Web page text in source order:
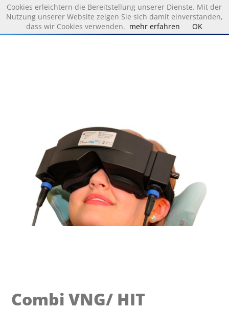
Vestibular Diagnostik
Support & News
Downloads
Händler
Download PC Visit
Zertifizierung
Combi VNG/ HIT
Cookies erleichtern die Bereitstellung unserer Dienste. Mit der
Nutzung unserer Website zeigen Sie sich damit einverstanden,
dass wir Cookies verwenden. mehr erfahren OK